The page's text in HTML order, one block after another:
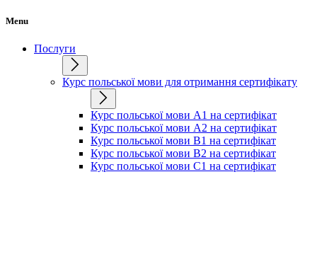
Menu
Послуги
Курс польської мови для отримання сертифікату
Курс польської мови А1 на сертифікат
Курс польської мови А2 на сертифікат
Курс польської мови B1 на сертифікат
Курс польської мови B2 на сертифікат
Курс польської мови C1 на сертифікат